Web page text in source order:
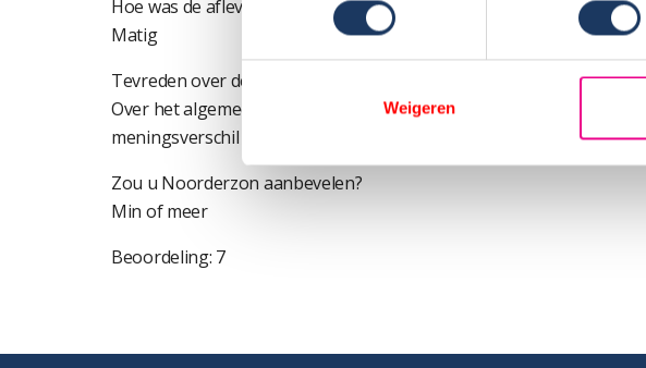
Weigeren
Hoe was de aflevering van de camper (uitleg, conform afspraak,
Matig
Tevreden over de afhandeling van eventuele garantiezaken?
Over het algemeen goed, wat ontbrak werd besteld en andere
meningsverschil na. De tijd zal het uitwijzen.
Zou u Noorderzon aanbevelen?
Min of meer
Beoordeling: 7